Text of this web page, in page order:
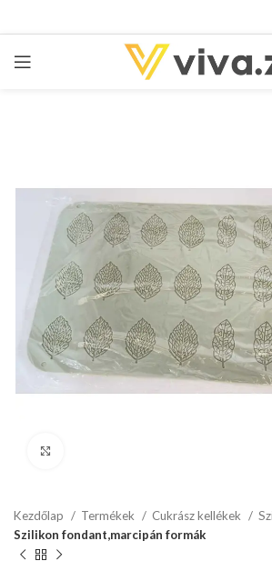
Kezdőlap Termékek Cukrász kellékek
Szilikon fondant,marcipán formák